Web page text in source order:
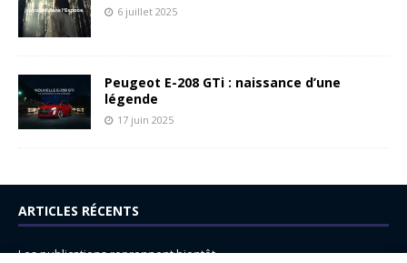
6 juillet 2025
Peugeot E-208 GTi : naissance d’une
légende
17 juin 2025
ARTICLES RÉCENTS
Les publications reprennent bientôt…